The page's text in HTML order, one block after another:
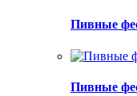
Пивные
Пивные